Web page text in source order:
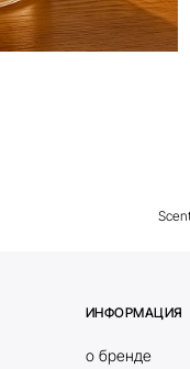
ИНФОРМАЦИЯ
о бренде